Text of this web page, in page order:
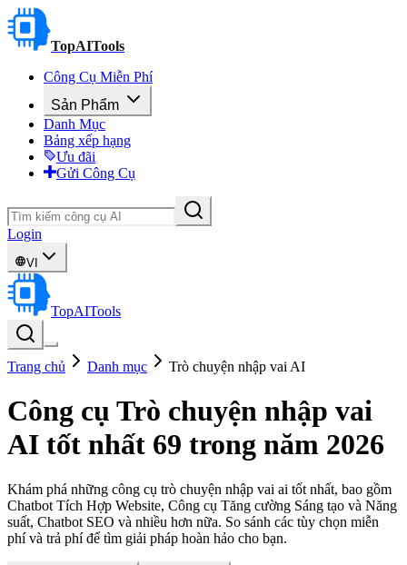
TopAITools
Công Cụ Miễn Phí
Sản Phẩm
Danh Mục
Bảng xếp hạng
Ưu đãi
Gửi Công Cụ
Login
VI
TopAITools
Trang chủ Danh mục Trò chuyện nhập vai AI
Công cụ Trò chuyện nhập vai
AI tốt nhất 69 trong năm 2026
Khám phá những công cụ trò chuyện nhập vai ai tốt nhất, bao gồm
Chatbot Tích Hợp Website, Công cụ Tăng cường Sáng tạo và Năng
suất, Chatbot SEO và nhiều hơn nữa. So sánh các tùy chọn miễn
phí và trả phí để tìm giải pháp hoàn hảo cho bạn.